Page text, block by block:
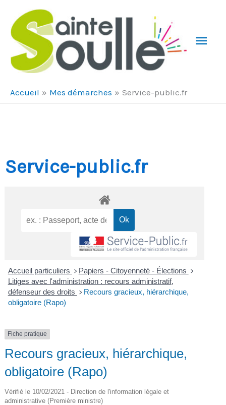
Accueil Mes démarches Service-public.fr
Service-public.fr
Accueil particuliers > Papiers - Citoyenneté - Élections >
Litiges avec l'administration : recours administratif,
défenseur des droits > Recours gracieux, hiérarchique,
obligatoire (Rapo)
Fiche pratique
Recours gracieux, hiérarchique,
obligatoire (Rapo)
Vérifié le 10/02/2021 - Direction de l'information légale et
administrative (Première ministre)